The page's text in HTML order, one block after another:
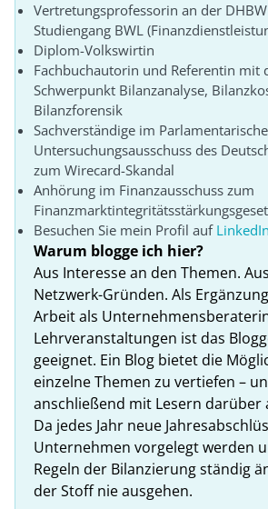
Vertretungsprofessorin an der
Studiengang BWL
Diplom-Volkswirtin
Fachbuchautorin und Referentin mit
Schwerpunkt Bilanzanalyse,
Bilanzforensik
Sachverständige im
Untersuchungsausschuss des
zum Wirecard-Skandal
Anhörung im Finanzausschuss zum
Besuchen Sie mein Profil auf LinkedIn
Warum blogge ich hier?
Aus Interesse an den Themen.
Netzwerk-Gründen. Als
Arbeit als
Lehrveranstaltungen ist das
geeignet. Ein Blog bietet die
einzelne Themen zu vertiefen –
anschließend mit Lesern darüber
Da jedes Jahr neue
Unternehmen vorgelegt werden
Regeln der Bilanzierung ständig
der Stoff nie ausgehen.